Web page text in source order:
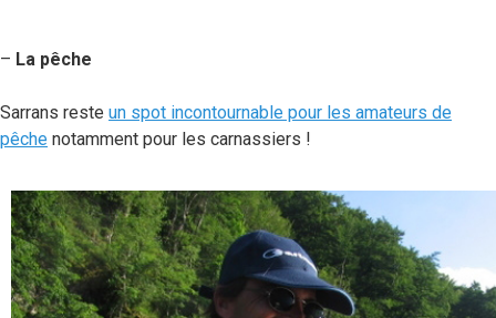
– La pêche
Sarrans reste un spot incontournable pour les amateurs de
pêche notamment pour les carnassiers !